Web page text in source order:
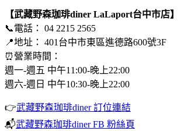
【武藏野森珈琲diner LaLaport台中市店】
📞電話： 04 2215 2565
📍地址： 401台中市東區進德路600號3F
⏰營業時間：
週一-週五 中午11:00-晚上22:00
週六-週日 中午10:30-晚上22:00
👉武藏野森珈琲diner 訂位連結
📬武藏野森珈琲diner FB 粉絲頁